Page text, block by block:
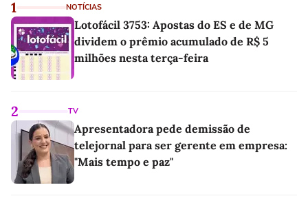
1 NOTÍCIAS
Lotofácil 3753: Apostas do ES e de MG
dividem o prêmio acumulado de R$ 5
milhões nesta terça-feira
2 TV
Apresentadora pede demissão de
telejornal para ser gerente em empresa:
"Mais tempo e paz"